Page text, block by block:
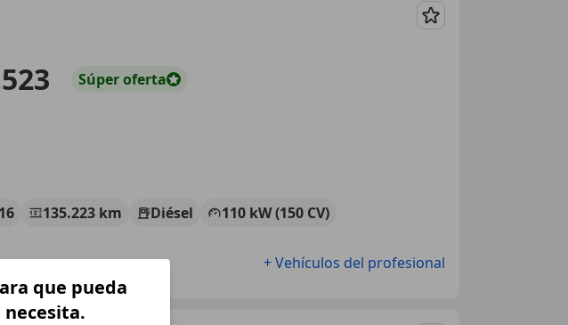
Guardar
Súperoferta
135.223 km Diésel
110 kW (150 CV)
+ Vehículos del profesional
que pueda